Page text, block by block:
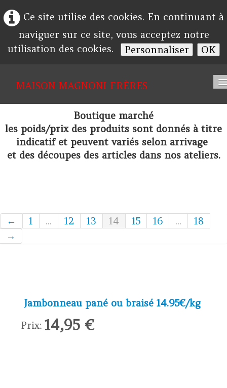
Ce site utilise des cookies. En continuant à
naviguer sur ce site, vous acceptez notre
utilisation des cookies.
Personnaliser OK
MAISON MAGNONI FRÈRES
Société
Album
Boutique marché
les poids/prix des produits sont donnés à titre
indicatif et peuvent variés selon arrivage
et des découpes des articles dans nos ateliers.
← 1 ... 12 13 14 15 16 ...
18
→
Jambonneau pané ou braisé 14.95€/kg
Prix: 14,95 €